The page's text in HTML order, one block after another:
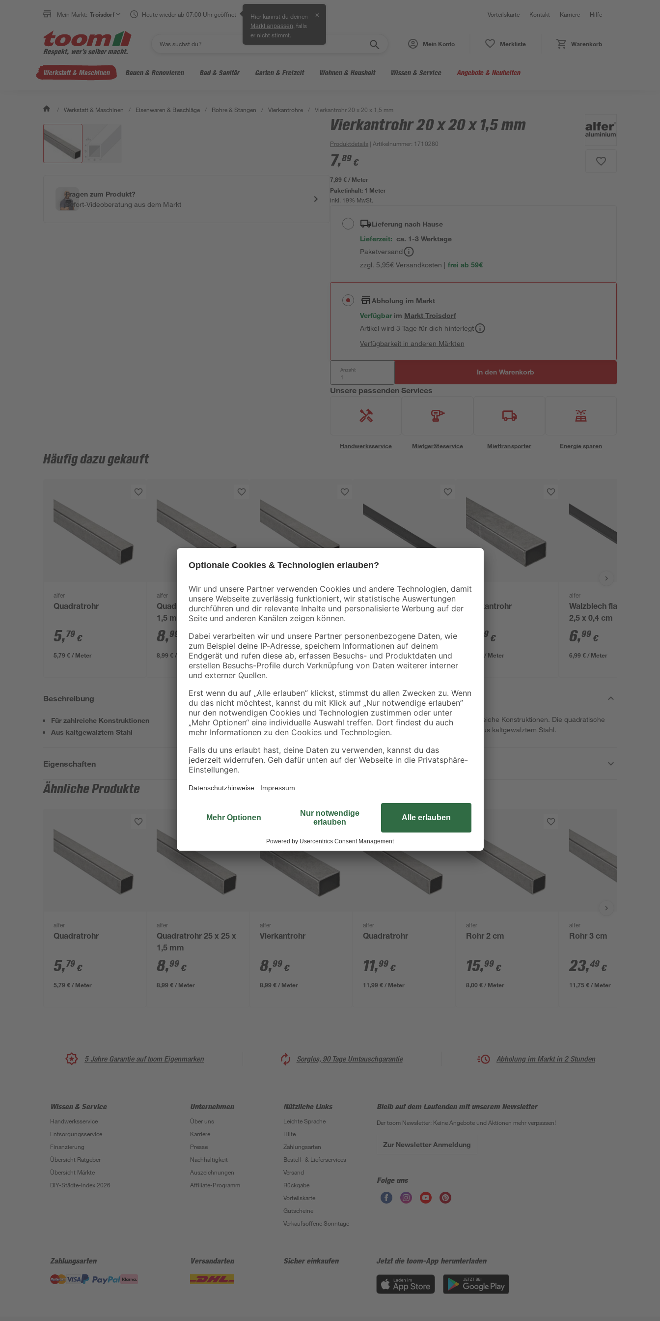
Mein Markt: Troisdorf Heute wieder ab 07:00 Uhr geöffnet Hier kannst du deinen
Markt anpassen , falls
er nicht stimmt.
✕ Vorteilskarte Kontakt Karriere Hilfe
Mein Konto Merkliste Warenkorb
Werkstatt & Maschinen Bauen & Renovieren Bad & Sanitär Garten & Freizeit Wohnen & Haushalt Wissen & Service Angebote & Neuheiten
/ Werkstatt & Maschinen / Eisenwaren & Beschläge / Rohre & Stangen / Vierkantrohre / Vierkantrohr 20 x 20 x 1,5 mm
Fragen zum Produkt?
Sofort-Videoberatung aus dem Markt
Vierkantrohr 20 x 20 x 1,5 mm
Produktdetails | Artikelnummer: 1710280
7,89 €
7,89 € / Meter
Paketinhalt: 1 Meter
inkl. 19% MwSt.
Lieferung nach Hause
Lieferzeit: ca. 1-3 Werktage
Paketversand
zzgl. 5,95€ Versandkosten | frei ab 59€
Abholung im Markt
Verfügbar im MarktTroisdorf
Artikel wird 3 Tage für dich hinterlegt
Verfügbarkeit in anderen Märkten
Anzahl: In den Warenkorb
Unsere passenden Services
Handwerksservice Mietgeräteservice Miettransporter Energie sparen
Häufig dazu gekauft
alfer
Quadratrohr
5,79 €
5,79 € / Meter
alfer
Quadratrohr 25 x 25 x
1,5 mm
8,99
8,99 € / Meter
alfer
Rohr 2 cm
15,99€
8,00 € / Meter
alfer
Walzblech flach 100 x
5,79€
5,79 € / Meter
Vierkantrohr
99 €
8,99 € / Meter
alfer
Walzblech flach 100 x
2,5 x 0,4 cm
6,99 €
6,99 € / Meter
Beschreibung
Für zahlreiche Konstruktionen
Aus kaltgewalztem Stahl
Nutzen Sie das Vierkantrohr von Alfer® für zahlreiche Konstruktionen. Die quadratische
Grundfläche misst 2 x 2 cm. Das Rohr besteht aus kaltgewalztem Stahl.
Eigenschaften
Ähnliche Produkte
alfer
Quadratrohr
5,79 €
5,79 € / Meter
alfer
Quadratrohr 25 x 25 x
1,5 mm
8,99 €
8,99 € / Meter
alfer
Vierkantrohr
8,99 €
8,99 € / Meter
alfer
Quadratrohr
11,99 €
11,99 € / Meter
alfer
Rohr 2 cm
15,99 €
8,00 € / Meter
alfer
Rohr 3 cm
23,49 €
11,75 € / Meter
5 Jahre Garantie auf toom Eigenmarken Sorglos, 90 Tage Umtauschgarantie Abholung im Markt in 2 Stunden
Wissen & Service
Handwerksservice
Entsorgungsservice
Finanzierung
Übersicht Ratgeber
Übersicht Märkte
DIY-Städte-Index 2026
Unternehmen
Über uns
Karriere
Presse
Nachhaltigkeit
Auszeichnungen
Affiliate-Programm
Nützliche Links
Leichte Sprache
Hilfe
Zahlungsarten
Bestell- & Lieferservices
Versand
Rückgabe
Vorteilskarte
Gutscheine
Verkaufsoffene Sonntage
Bleib auf dem Laufenden mit unserem Newsletter
Der toom Newsletter: Keine Angebote und Aktionen mehr verpassen!
Zur Newsletter Anmeldung
Folge uns
Zahlungsarten Versandarten Sicher einkaufen Jetzt die toom-App herunterladen